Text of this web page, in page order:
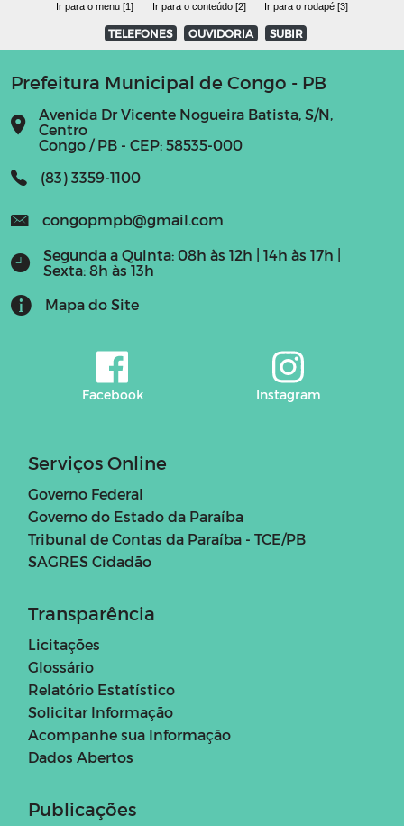
Ir para o menu [1] Ir para o conteúdo [2] Ir para o rodapé [3]
TELEFONES OUVIDORIA SUBIR
Prefeitura Municipal de Congo - PB
Avenida Dr Vicente Nogueira Batista, S/N,
Centro
Congo / PB - CEP: 58535-000
(83) 3359-1100
congopmpb@gmail.com
Segunda a Quinta: 08h às 12h | 14h às 17h |
Sexta: 8h às 13h
Mapa do Site
Facebook Instagram
Serviços Online
Governo Federal
Governo do Estado da Paraíba
Tribunal de Contas da Paraíba - TCE/PB
SAGRES Cidadão
Transparência
Licitações
Glossário
Relatório Estatístico
Solicitar Informação
Acompanhe sua Informação
Dados Abertos
Publicações